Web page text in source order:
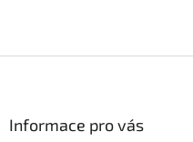
Informace pro vás